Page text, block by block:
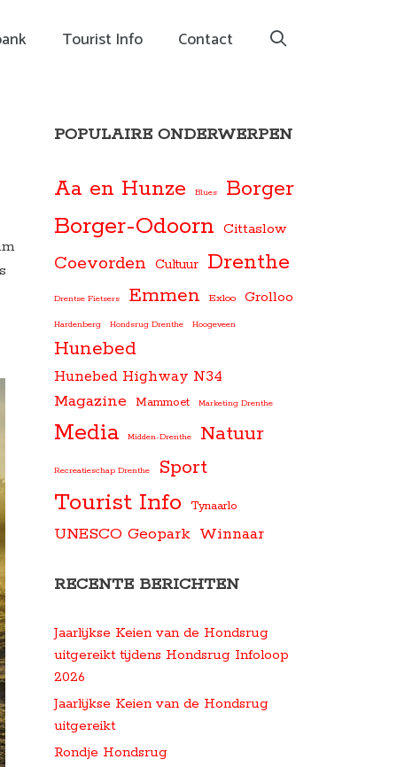
Tourist Info Contact
POPULAIRE ONDERWERPEN
Aa en Hunze Blues Borger
Borger-Odoorn Cittaslow
Coevorden Cultuur Drenthe
Drentse Fietsers Emmen Exloo Grolloo
Hardenberg Hondsrug Drenthe Hoogeveen
Hunebed
Hunebed Highway N34
Magazine Mammoet Marketing Drenthe
Media Midden-Drenthe Natuur
Recreatieschap Drenthe Sport
Tourist Info Tynaarlo
UNESCO Geopark Winnaar
RECENTE BERICHTEN
Jaarlijkse Keien van de Hondsrug
uitgereikt tijdens Hondsrug Infoloop
2026
Jaarlijkse Keien van de Hondsrug
uitgereikt
Rondje Hondsrug